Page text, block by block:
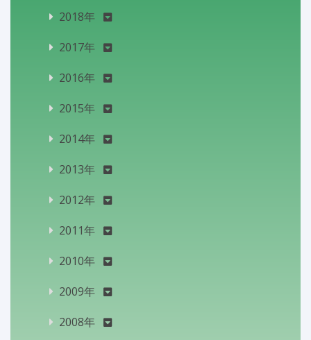
2018年
2017年
2016年
2015年
2014年
2013年
2012年
2011年
2010年
2009年
2008年